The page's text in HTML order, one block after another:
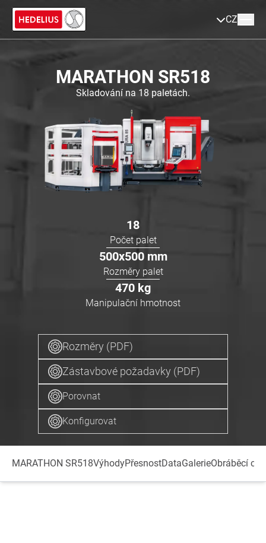
CZ
MARATHON SR518
Skladování na 18 paletách.
18
Počet palet
500x500 mm
Rozměry palet
470 kg
Manipulační hmotnost
Rozměry (PDF)
Zástavbové požadavky (PDF)
Porovnat
Konfigurovat
MARATHON SR518VýhodyPřesnostDataGalerieObráběcí